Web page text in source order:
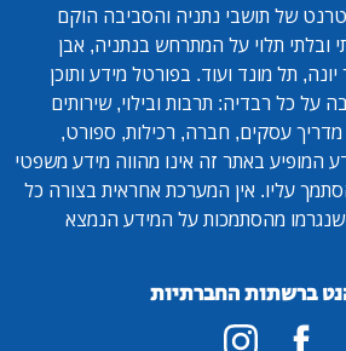
של תושבי נתניה והסביבה הוקם
ובלתי תלוי על המתרחש בנתניה, אבן
תל מונד ועוד. בפורטל מידע ותוכן
על כל רבדיה: תרבות ובילוי, שירותים
מדריך עסקים, חברה, רכילות, ספורט,
המופיע באתר זה אינו מהווה מידע משפטי
עליו. אין המערכת אחראית בצורה כל
מהסתמכות על המידע הנמצא
ברשתות החברתיות